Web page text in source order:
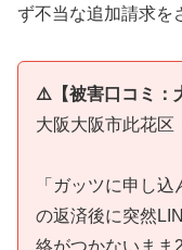
ず不当な追加請求を
⚠️【被害口コミ：
大阪大阪市此花区
「ガッツに申し
の返済後に突然